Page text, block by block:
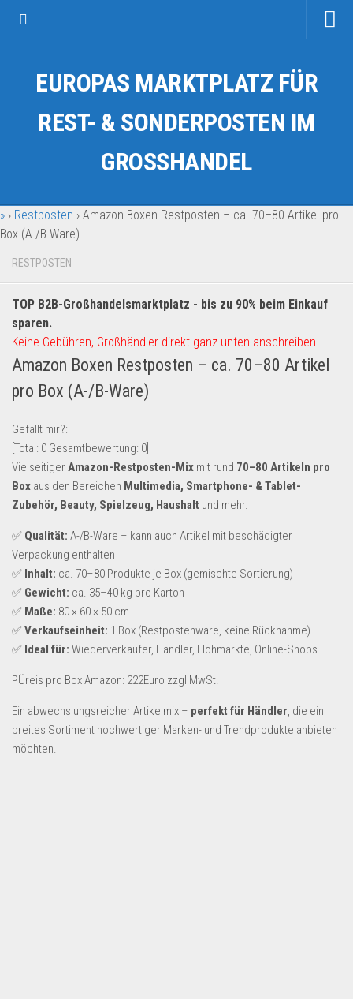
Kategorien
Auto & Motorrad
Fahrzeuge & Transport
Garten & Werkzeug
Geschäft, Büro & Schreibwaren
Geschenkartikel
Handy und Smartphone
Kosmetik & Pflege
Lebensmittel & Getränke
Multimedia & Elektro
Münzen
Spielzeug & Games
Schuhe & Accessoires
Sport & Freizeit
Uhren & Schmuck
Wohnen & Einrichten
Restposten-Angebote
Restposten für Privatpersonen
eBay Restposten kaufen
Saison & Eventprodkte
Dropshipping-Produkte
B2B Produkte
EUROPAS MARKTPLATZ FÜR
REST- & SONDERPOSTEN IM
GROSSHANDEL
» › Restposten › Amazon Boxen Restposten – ca. 70–80 Artikel pro
Box (A-/B-Ware)
RESTPOSTEN
TOP B2B-Großhandelsmarktplatz - bis zu 90% beim Einkauf
sparen.
Keine Gebühren, Großhändler direkt ganz unten anschreiben.
Amazon Boxen Restposten – ca. 70–80 Artikel
pro Box (A-/B-Ware)
Gefällt mir?:
[Total: 0 Gesamtbewertung: 0
VielseitigerAmazon-Restposten-Mix mit rund 70–80 Artikeln pro
Box aus den Bereichen Multimedia, Smartphone- & Tablet-
Zubehör, Beauty, Spielzeug, Haushalt und mehr.
✅ Qualität: A-/B-Ware – kann auch Artikel mit beschädigter
Verpackung enthalten
✅ Inhalt: ca. 70–80 Produkte je Box (gemischte Sortierung)
✅ Gewicht: ca. 35–40 kg pro Karton
✅ Maße: 80 × 60 × 50 cm
✅Verkaufseinheit: 1 Box (Restpostenware, keine Rücknahme)
✅ Ideal für: Wiederverkäufer, Händler, Flohmärkte, Online-Shops
PÜreis pro Box Amazon: 222Euro zzgl MwSt.
Ein abwechslungsreicher Artikelmix – perfekt für Händler, die ein
breites Sortiment hochwertiger Marken- und Trendprodukte anbieten
möchten.